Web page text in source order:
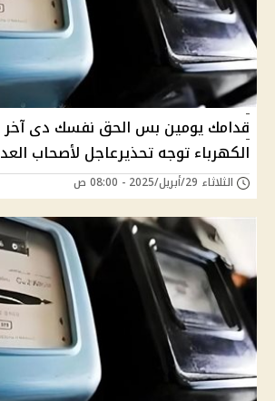
قدامك يومين بس الحق نفسك دى آخر
الكهرباء توجه تحذيرعاجل لأصحاب
الثلاثاء 29/أبريل/2025 - 08:00 ص